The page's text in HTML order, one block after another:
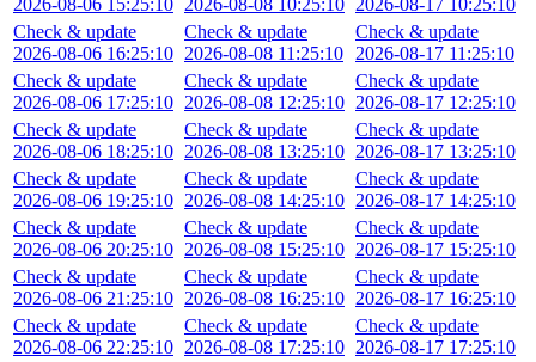
Check & update
2026-08-06 16:25:10
Check & update
2026-08-06 17:25:10
Check & update
2026-08-06 18:25:10
Check & update
2026-08-06 19:25:10
Check & update
2026-08-06 20:25:10
Check & update
2026-08-06 21:25:10
Check & update
2026-08-06 22:25:10
Check & update
2026-08-08 11:25:10
Check & update
2026-08-08 12:25:10
Check & update
2026-08-08 13:25:10
Check & update
2026-08-08 14:25:10
Check & update
2026-08-08 15:25:10
Check & update
2026-08-08 16:25:10
Check & update
2026-08-08 17:25:10
Check & update
2026-08-17 11:25:10
Check & update
2026-08-17 12:25:10
Check & update
2026-08-17 13:25:10
Check & update
2026-08-17 14:25:10
Check & update
2026-08-17 15:25:10
Check & update
2026-08-17 16:25:10
Check & update
2026-08-17 17:25:10